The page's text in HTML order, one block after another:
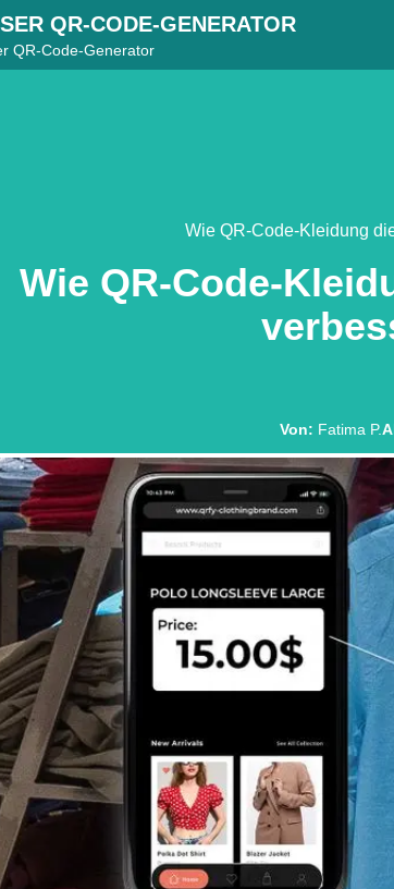
QR-CODE-GENERATOR
QR-Code-Generator
Wie QR-Code-Kleidung
Wie QR-Code-
Von: Fatima P.